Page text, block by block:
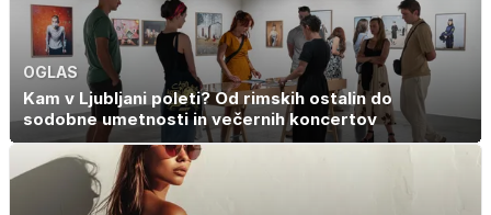
OGLAS
Kam v Ljubljani poleti? Od rimskih ostalin do
sodobne umetnosti in večernih koncertov